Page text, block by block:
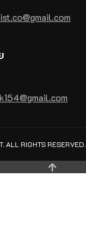
ALL RIGHTS RESERVED.